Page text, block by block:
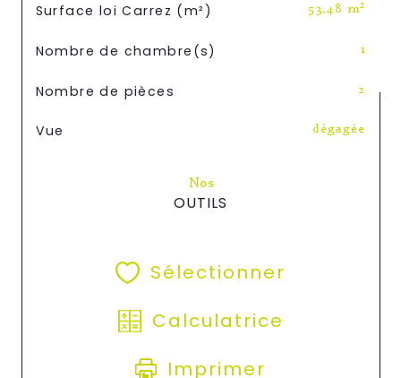
Surface loi Carrez (m²) 53,48 m²
Nombre de chambre(s) 1
Nombre de pièces 2
Vue dégagée
Nos
OUTILS
Sélectionner
Calculatrice
Imprimer